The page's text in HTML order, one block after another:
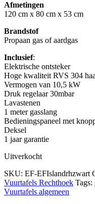
Afmetingen
120 cm x 80 cm x 53 cm
Brandstof
Propaan gas of aardgas
Inclusief:
Elektrische ontsteker
Hoge kwaliteit RVS 304
Vermogen van 10,5 kW
Druk regelaar 30mbar
Lavastenen
1 meter gasslang
Bedieningspaneel met
Deksel
1 jaar garantie
Uitverkocht
SKU: EF-EFIslandrhzwart
Vuurtafels Rechthoek Tags:
Vuurtafels algemeen